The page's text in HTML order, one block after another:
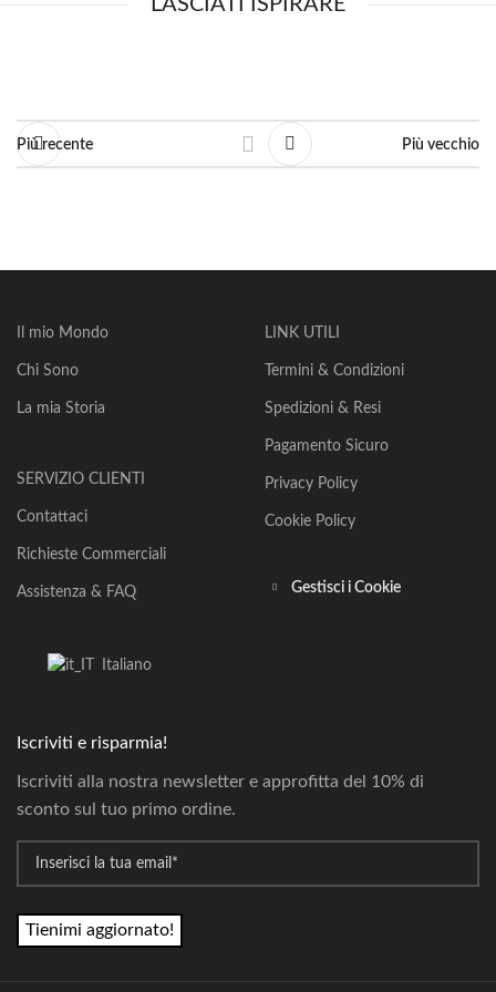
LASCIATI ISPIRARE
Più recente Più vecchio
Il mio Mondo
Chi Sono
La mia Storia
SERVIZIO CLIENTI
Contattaci
Richieste Commerciali
Assistenza & FAQ
LINK UTILI
Termini & Condizioni
Spedizioni & Resi
Pagamento Sicuro
Privacy Policy
Cookie Policy
Gestisci i Cookie
Italiano
Iscriviti e risparmia!
Iscriviti alla nostra newsletter e approfitta del 10% di
sconto sul tuo primo ordine.